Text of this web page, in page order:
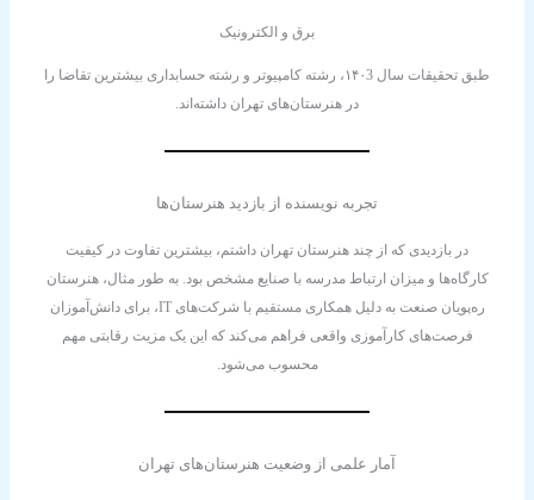
برق و الکترونیک
طبق تحقیقات سال ۱۴۰3، رشته کامپیوتر و رشته حسابداری بیشترین تقاضا را
در هنرستان‌های تهران داشته‌اند.
تجربه نویسنده از بازدید هنرستان‌ها
در بازدیدی که از چند هنرستان تهران داشتم، بیشترین تفاوت در کیفیت
کارگاه‌ها و میزان ارتباط مدرسه با صنایع مشخص بود. به طور مثال، هنرستان
ره‌پویان صنعت به دلیل همکاری مستقیم با شرکت‌های IT، برای دانش‌آموزان
فرصت‌های کارآموزی واقعی فراهم می‌کند که این یک مزیت رقابتی مهم
محسوب می‌شود.
آمار علمی از وضعیت هنرستان‌های تهران